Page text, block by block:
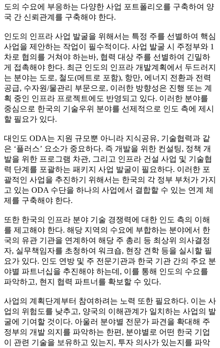
도의 수요에 부응하는 다양한 사업 포트폴리오를 구축하여 양
국 간 신뢰관계를 구축해야 한다.
인도의 인프라 사업 발굴을 위해서는 특정 주를 선별하여 핵심
사업을 제안하는 작업이 필수적이다. 사업 발굴 시 주정부와 1
차로 협의를 거쳐야 하는바, 협력 대상 주를 선별하여 긴밀하
게 접촉해야 한다. 최근 인도의 인프라 개발계획에서 두드러지
는 분야는 도로, 철도(메트로 포함), 항만, 에너지 전환과 전력
공급, 수자원/물관리 부문으로, 이러한 방향성은 진행 또는 계
획 중인 인프라 프로젝트에도 반영되고 있다. 이러한 분야를
중심으로 한국의 기술우위 분야를 선제적으로 인도 측에 제시
할 필요가 있다.
대인도 ODA는 지원 규모뿐 아니라 지식공유, 기술협력과 같
은 ‘플러스’ 요소가 중요하다. 즉 개발을 위한 컨설팅, 정책 개
발을 위한 프로그램 차관, 그리고 인프라 건설 사업 및 기술협
력 단계를 포괄하는 패키지 사업 발굴이 필요하다. 이러한 포
괄적인 사업을 추진하기 위해서는 한국의 각 정부 부처가 가지
고 있는 ODA 수단을 하나의 사업에서 결합할 수 있는 연계 체
제를 구축해야 한다.
또한 한국의 인프라 분야 기술 경쟁력에 대한 인도 측의 이해
를 제고해야 한다. 해당 지역의 수요에 부합하는 분야에서 한
국의 유관 기관을 연계하여 해당 주 총리 등 최상위 의사결정
자, 실무책임자를 초청하여 워크숍, 현장 견학 등을 실시할 필
요가 있다. 인도 연방 및 주 전문기관과 한국 기관 간의 주요 분
야별 파트너십을 추진해야 하는데, 이를 통해 인도의 수요를
파악하고, 현지 협력 파트너를 확보할 수 있다.
사업의 계획단계부터 참여하려는 노력 또한 필요하다. 이는 사
업의 위험도를 낮추고, 양국의 이해관계가 일치하는 사업의 발
굴에 기여할 것이다. 아울러 분야별 전문가 파견을 확대해 주
정부의 개발 의지를 파악하는 한편, 분야별로 어떤 한국 기업
이 관련 기술을 보유하고 있는지, 투자 의사가 있는지를 파악